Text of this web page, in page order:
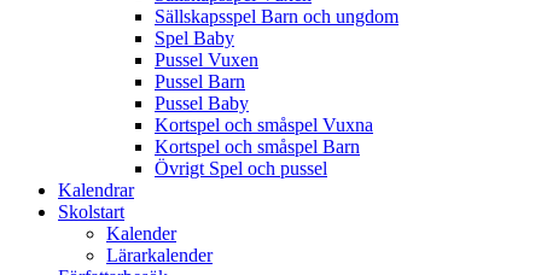
Sällskapsspel Barn och ungdom
Spel Baby
Pussel Vuxen
Pussel Barn
Pussel Baby
Kortspel och småspel Vuxna
Kortspel och småspel Barn
Övrigt Spel och pussel
Kalendrar
Skolstart
Kalender
Lärarkalender